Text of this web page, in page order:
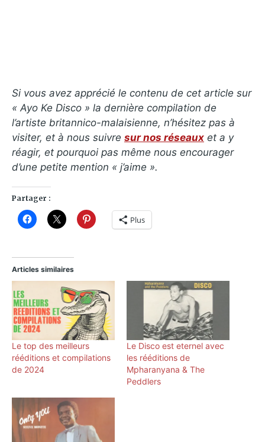
Si vous avez apprécié le contenu de cet article sur
« Ayo Ke Disco » la dernière compilation de
l’artiste britannico-malaisienne, n’hésitez pas à
visiter, et à nous suivre sur nos réseaux et a y
réagir, et pourquoi pas même nous encourager
d’une petite mention « j’aime ».
Partager :
Plus
Articles similaires
Le top des meilleurs
rééditions et compilations
de 2024
Le Disco est eternel avec
les rééditions de
Mpharanyana & The
Peddlers